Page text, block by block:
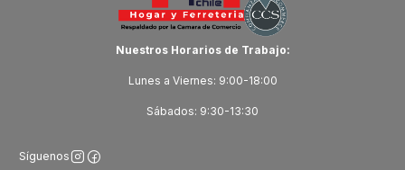
Nuestros Horarios de Trabajo:
Lunes a Viernes: 9:00-18:00
Sábados: 9:30-13:30
Síguenos